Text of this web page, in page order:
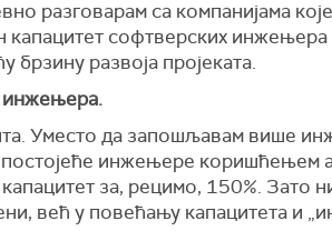
разговарам са компанијама
капацитет софтверских инжењера
брзину развоја пројеката.
инжењера.
Уместо да запошљавам више
постојеће инжењере коришћењем
за, рецимо, 150%. Зато
већ у повећању капацитета и